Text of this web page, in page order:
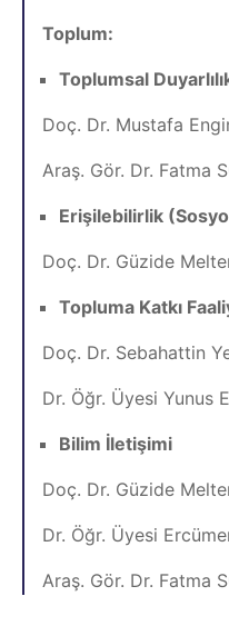
Toplum:
Toplumsal
Doç. Dr. Mustafa
Araş. Gör. Dr. Fatma
Erişilebilirlik
Doç. Dr. Güzide
Topluma Katkı
Doç. Dr. Sebahattin
Dr. Öğr. Üyesi Yunus
Bilim İletişimi
Doç. Dr. Güzide
Dr. Öğr. Üyesi
Araş. Gör. Dr. Fatma